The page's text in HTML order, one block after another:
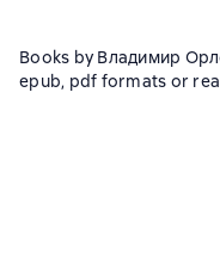
Books by Владимир
epub, pdf formats or